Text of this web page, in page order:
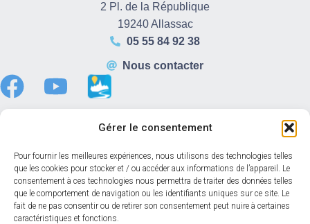
Gérer le consentement
Pour fournir les meilleures expériences, nous utilisons des technologies telles
que les cookies pour stocker et / ou accéder aux informations de l’appareil. Le
consentement à ces technologies nous permettra de traiter des données telles
que le comportement de navigation ou les identifiants uniques sur ce site. Le
fait de ne pas consentir ou de retirer son consentement peut nuire à certaines
caractéristiques et fonctions.
2 Pl. de la République
19240 Allassac
05 55 84 92 38
Nous contacter
Du lundi au vendredi :
8h30 – 12h00
13h30 – 17h30